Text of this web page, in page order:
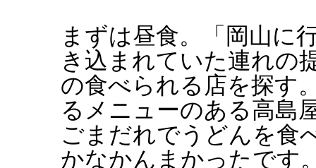
まずは昼食。「岡山に
き込まれていた連れの
の食べられる店を探す
るメニューのある高島
ごまだれでうどんを食
かなかんまかったです